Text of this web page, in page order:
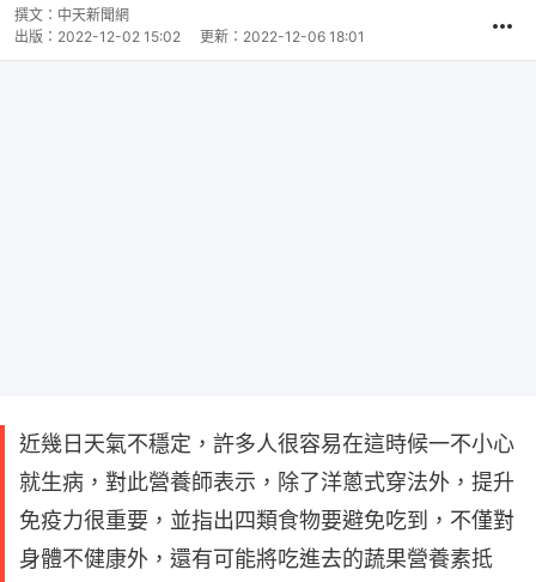
撰文： 中天新聞網
出版： 2022-12-02 15:02 更新： 2022-12-06 18:01
近幾日天氣不穩定，許多人很容易在這時候一不小心
就生病，對此營養師表示，除了洋蔥式穿法外，提升
免疫力很重要，並指出四類食物要避免吃到，不僅對
身體不健康外，還有可能將吃進去的蔬果營養素抵